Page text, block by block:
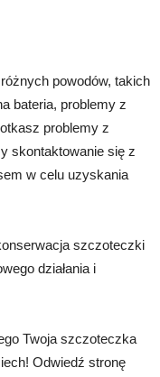
powodów, takich
bateria, problemy z
problemy z
skontaktowanie się z
w celu uzyskania
szczoteczki
działania i
Twoja szczoteczka
Odwiedź stronę